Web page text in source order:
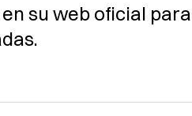
su web oficial